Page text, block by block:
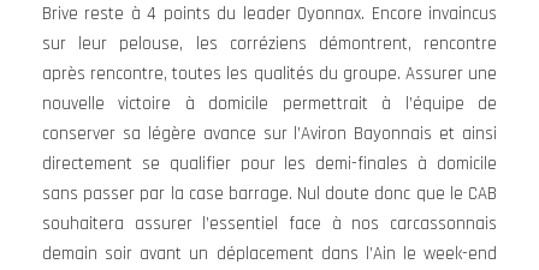
Brive reste à 4 points du leader Oyonnax. Encore invaincus
sur leur pelouse, les corréziens démontrent, rencontre
après rencontre, toutes les qualités du groupe. Assurer une
nouvelle victoire à domicile permettrait à l’équipe de
conserver sa légère avance sur l’Aviron Bayonnais et ainsi
directement se qualifier pour les demi-finales à domicile
sans passer par la case barrage. Nul doute donc que le CAB
souhaitera assurer l’essentiel face à nos carcassonnais
demain soir avant un déplacement dans l’Ain le week-end